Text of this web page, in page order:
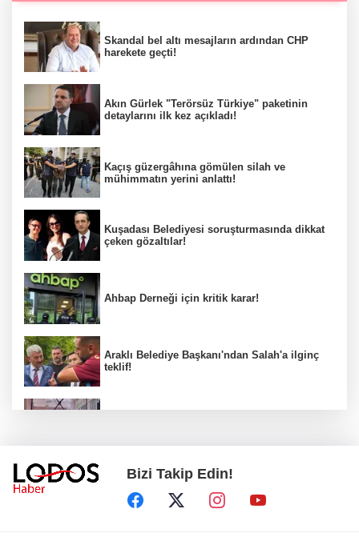
Skandal bel altı mesajların ardından CHP
harekete geçti!
Akın Gürlek "Terörsüz Türkiye" paketinin
detaylarını ilk kez açıkladı!
Kaçış güzergâhına gömülen silah ve
mühimmatın yerini anlattı!
Kuşadası Belediyesi soruşturmasında dikkat
çeken gözaltılar!
Ahbap Derneği için kritik karar!
Araklı Belediye Başkanı'ndan Salah'a ilginç
teklif!
MHP'deki "imza" tartışması büyüyor!
Yönter'den peş peşe dikkat çeken mesajlar!
Bizi Takip Edin!